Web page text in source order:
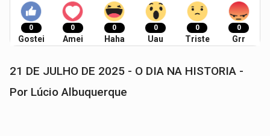
0
Gostei
0
Amei
0
Haha
0
Uau
0
Triste
0
Grr
21 DE JULHO DE 2025 - O DIA NA HISTORIA -
Por Lúcio Albuquerque